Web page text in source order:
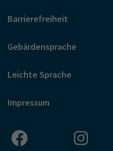
Barrierefreiheit
Gebärdensprache
Leichte Sprache
Impressum